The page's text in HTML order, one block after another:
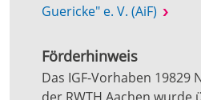
Guericke" e. V. (AiF)
Förderhinweis
Das IGF-Vorhaben 19829